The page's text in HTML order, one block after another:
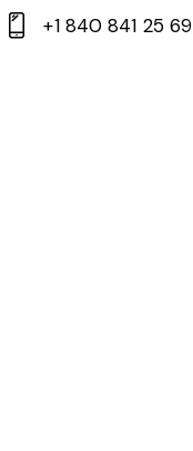
+1 840 841 25 69